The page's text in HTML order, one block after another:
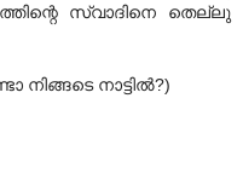
സ്വാദിനെ തെല്ലു
നിങ്ങടെ നാട്ടില്‍?)